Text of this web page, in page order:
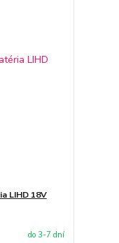
LIHD 18V
do 3-7 dní